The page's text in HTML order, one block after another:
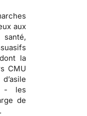
aux
la
CMU
- les
de